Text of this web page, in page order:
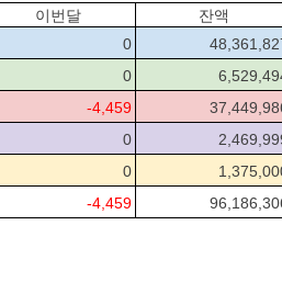
이번달
잔액
0
0
-4,459
0
0
-4,459